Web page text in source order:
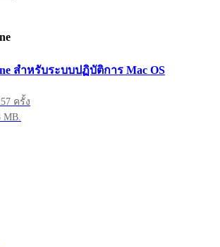
สำหรับระบบปฏิบัติการ Mac OS
ครั้ง